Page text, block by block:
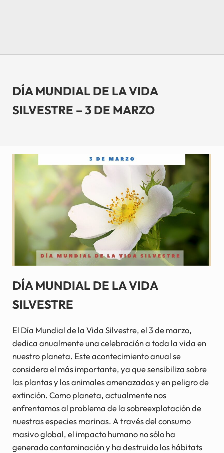
DÍA MUNDIAL DE LA VIDA
SILVESTRE – 3 DE MARZO
DÍA MUNDIAL DE LA VIDA
SILVESTRE
El Día Mundial de la Vida Silvestre, el 3 de marzo,
dedica anualmente una celebración a toda la vida en
nuestro planeta. Este acontecimiento anual se
considera el más importante, ya que sensibiliza sobre
las plantas y los animales amenazados y en peligro de
extinción. Como planeta, actualmente nos
enfrentamos al problema de la sobreexplotación de
nuestras especies marinas. A través del consumo
masivo global, el impacto humano no sólo ha
generado contaminación y ha destruido los hábitats